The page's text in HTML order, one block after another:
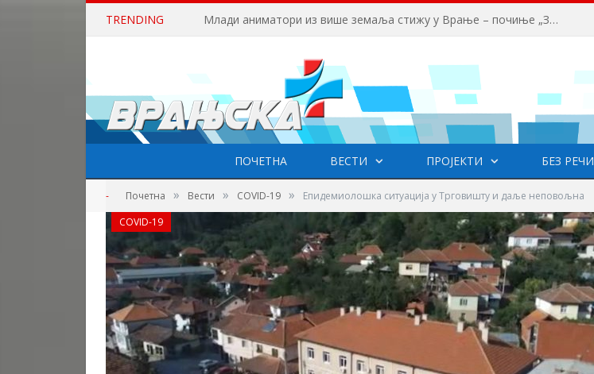
TRENDING Млади аниматори из више земаља стижу у Врање – почиње „Златни пуж“
ПОЧЕТНА ВЕСТИ ПРОЈЕКТИ БЕЗ РЕЧИ
- Почетна » Вести » COVID-19 » Епидемиолошка ситуација у Трговишту и даље неповољна
COVID-19